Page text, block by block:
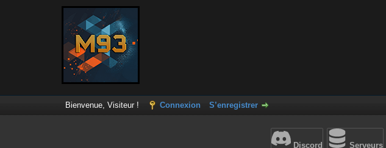
Bienvenue, Visiteur ! Connexion S’enregistrer
Discord Serveurs